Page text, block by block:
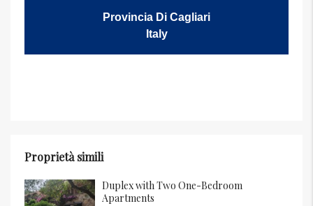
Provincia Di Cagliari
Italy
Proprietà simili
Duplex with Two One-Bedroom
Apartments